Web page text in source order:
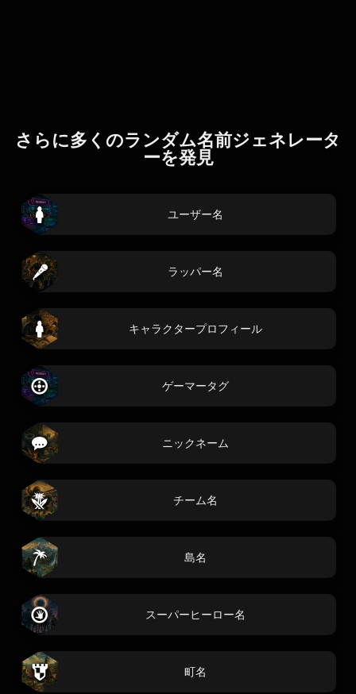
さらに多くのランダム名前ジェネレータ
ーを発見
ユーザー名
ラッパー名
キャラクタープロフィール
ゲーマータグ
ニックネーム
チーム名
島名
スーパーヒーロー名
町名